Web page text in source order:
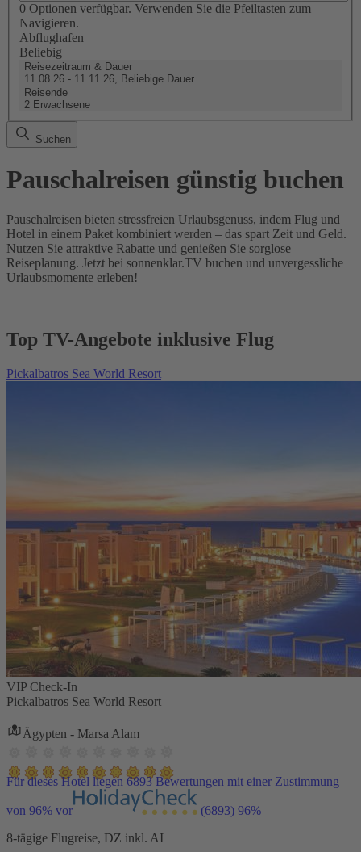
0 Optionen verfügbar. Verwenden Sie die Pfeiltasten zum
Navigieren.
Abflughafen
Beliebig
Reisezeitraum & Dauer
11.08.26 - 11.11.26, Beliebige Dauer
Reisende
2 Erwachsene
Suchen
Pauschalreisen günstig buchen
Pauschalreisen bieten stressfreien Urlaubsgenuss, indem Flug und
Hotel in einem Paket kombiniert werden – das spart Zeit und Geld.
Nutzen Sie attraktive Rabatte und genießen Sie sorglose
Reiseplanung. Jetzt bei sonnenklar.TV buchen und unvergessliche
Urlaubsmomente erleben!
Top TV-Angebote inklusive Flug
Pickalbatros Sea World Resort
VIP Check-In
Pickalbatros Sea World Resort
Ägypten - Marsa Alam
Für dieses Hotel liegen 6893 Bewertungen mit einer Zustimmung
von 96% vor (6893) 96%
8-tägige Flugreise, DZ inkl. AI